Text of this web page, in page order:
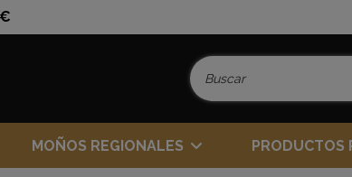
MOÑOS REGIONALES PRODUCTOS